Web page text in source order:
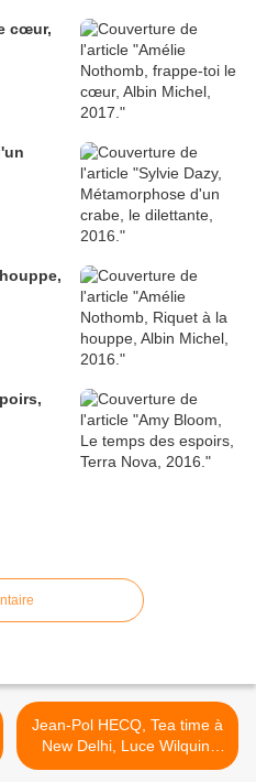
cœur,
Jean-Pol HECQ, Tea time à
New Delhi, Luce Wilquin,
2017. >